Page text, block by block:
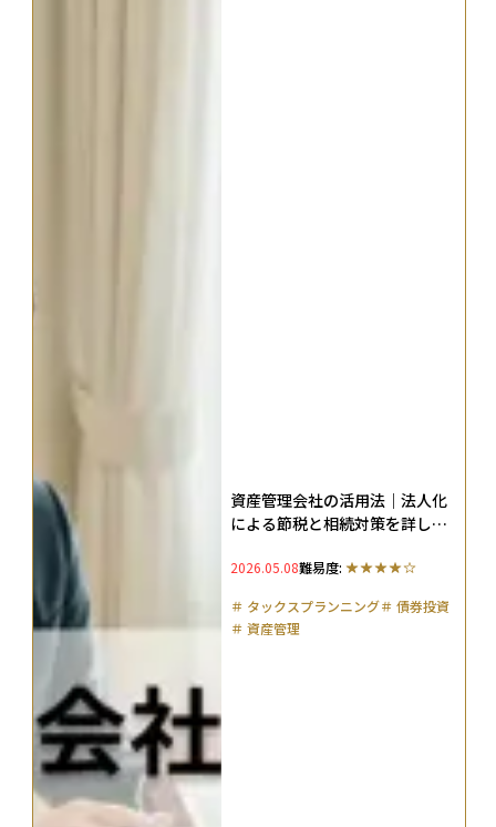
資産管理会社の活用法｜法人化
による節税と相続対策を詳しく
2026.05.08難易度:
＃ タックスプランニング＃ 債券投資
＃ 資産管理